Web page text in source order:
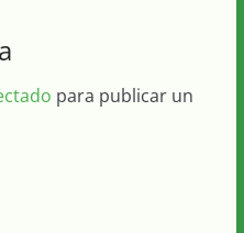
para publicar un